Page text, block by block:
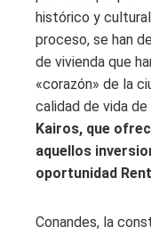
histórico y
proceso, se han
de vivienda que
«corazón» de la
calidad de vida
Kairos, que
aquellos
oportunidad
Conandes, la